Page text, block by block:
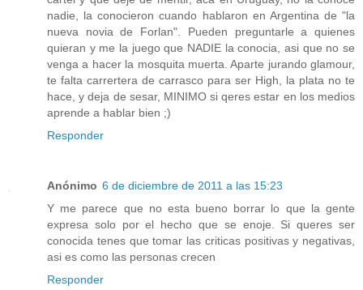
nadie, la conocieron cuando hablaron en Argentina de "la
nueva novia de Forlan". Pueden preguntarle a quienes
quieran y me la juego que NADIE la conocia, asi que no se
venga a hacer la mosquita muerta. Aparte jurando glamour,
te falta carrertera de carrasco para ser High, la plata no te
hace, y deja de sesar, MINIMO si qeres estar en los medios
aprende a hablar bien ;)
Responder
Anónimo 6 de diciembre de 2011 a las 15:23
Y me parece que no esta bueno borrar lo que la gente
expresa solo por el hecho que se enoje. Si queres ser
conocida tenes que tomar las criticas positivas y negativas,
asi es como las personas crecen
Responder